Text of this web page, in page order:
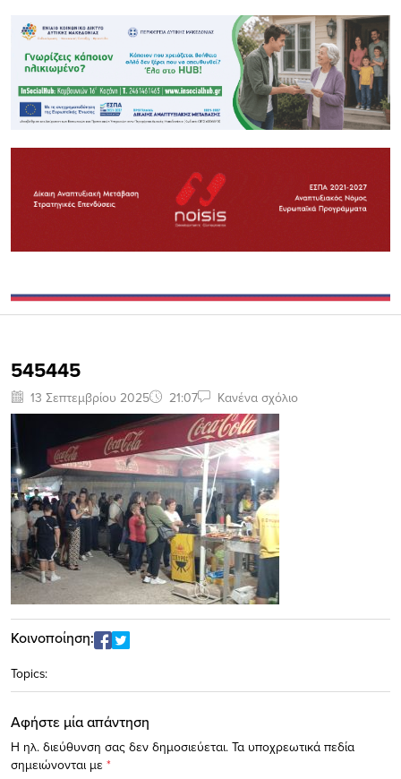
545445
13 Σεπτεμβρίου 2025 21:07 Κανένα σχόλιο
Κοινοποίηση:
Topics:
Αφήστε μία απάντηση
Η ηλ. διεύθυνση σας δεν δημοσιεύεται. Τα υποχρεωτικά πεδία
σημειώνονται με *